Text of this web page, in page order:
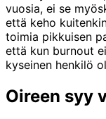
vuosia, ei se
että keho
toimia pikkuisen
että kun burnout
kyseinen henkilö
Oireen syy